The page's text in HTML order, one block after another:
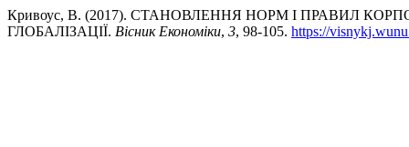
Кривоус, В. (2017). СТАНОВЛЕННЯ НОРМ І ПРАВИЛ
ГЛОБАЛІЗАЦІЇ. Вісник Економіки, 3, 98-105. https://